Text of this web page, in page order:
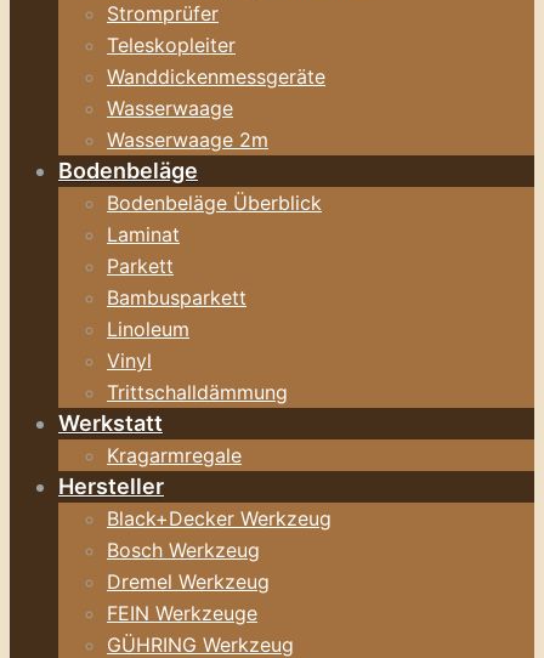
Stromprüfer
Teleskopleiter
Wanddickenmessgeräte
Wasserwaage
Wasserwaage 2m
Bodenbeläge
Bodenbeläge Überblick
Laminat
Parkett
Bambusparkett
Linoleum
Vinyl
Trittschalldämmung
Werkstatt
Kragarmregale
Hersteller
Black+Decker Werkzeug
Bosch Werkzeug
Dremel Werkzeug
FEIN Werkzeuge
GÜHRING Werkzeug